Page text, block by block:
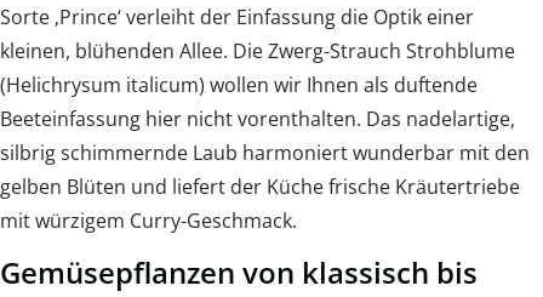
Sorte ‚Prince‘ verleiht der Einfassung die Optik einer
kleinen, blühenden Allee. Die Zwerg-Strauch Strohblume
(Helichrysum italicum) wollen wir Ihnen als duftende
Beeteinfassung hier nicht vorenthalten. Das nadelartige,
silbrig schimmernde Laub harmoniert wunderbar mit den
gelben Blüten und liefert der Küche frische Kräutertriebe
mit würzigem Curry-Geschmack.
Gemüsepflanzen von klassisch bis